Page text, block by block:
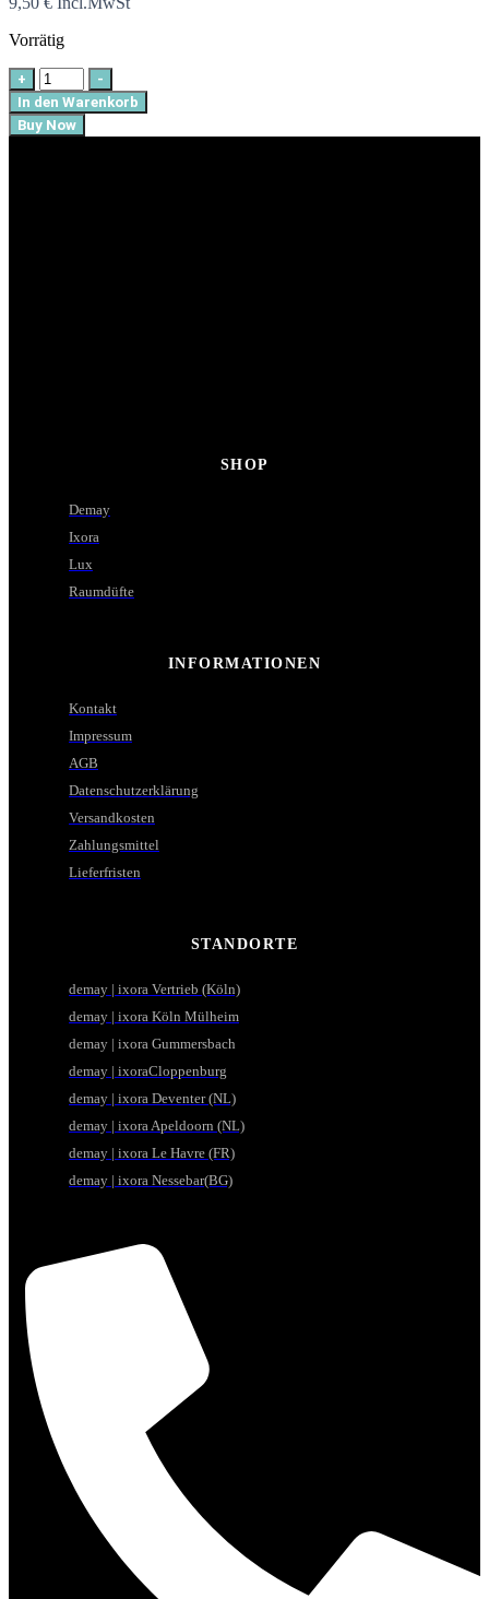
Vorrätig
+
Woody
Menge
-
In den Warenkorb
Buy Now
SHOP
Demay
Ixora
Lux
Raumdüfte
INFORMATIONEN
Kontakt
Impressum
AGB
Datenschutzerklärung
Versandkosten
Zahlungsmittel
Lieferfristen
STANDORTE
demay | ixora Vertrieb (Köln)
demay | ixora Köln Mülheim
demay | ixora Gummersbach
demay | ixoraCloppenburg
demay | ixora Deventer (NL)
demay | ixora Apeldoorn (NL)
demay | ixora Le Havre (FR)
demay | ixora Nessebar(BG)